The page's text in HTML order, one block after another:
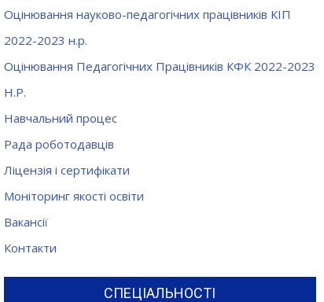
Оцінювання науково-педагогічних працівників КІП
2022-2023 н.р.
Оцінювання Педагогічних Працівників КФК 2022-2023
Н.Р.
Навчальний процес
Рада роботодавців
Ліцензія і сертифікати
Моніторинг якості освіти
Вакансії
Контакти
СПЕЦІАЛЬНОСТІ